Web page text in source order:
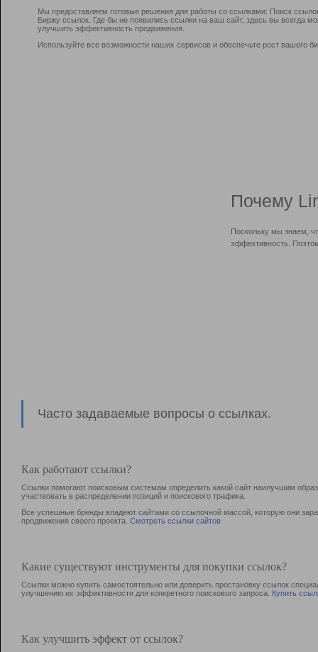
Мы предоставляем готовые решения для работы со ссылками: Поиск
Биржу ссылок. Где бы не появились ссылки на ваш сайт, здесь вы всегда
улучшить эффективность продвижения.
Используйте все возможности наших сервисов и обеспечьте рост вашего
Почему
Поскольку мы знаем,
эффективность.
Часто задаваемые вопросы о ссылках.
Как работают ссылки?
Ссылки помогают поисковым системам определить какой сайт наилучшим
участвовать в раcпределении позиций и поискового трафика.
Все успешные бренды владеют сайтами со ссылочной массой, которую они
продвижения своего проекта. Смотреть ссылки сайтов
Какие существуют инструменты для покупки ссылок?
Ссылки можно купить самостоятельно или доверить простановку ссылок
улучшению их эффективности для конкретного поискового запроса. Купить
Как улучшить эффект от ссылок?